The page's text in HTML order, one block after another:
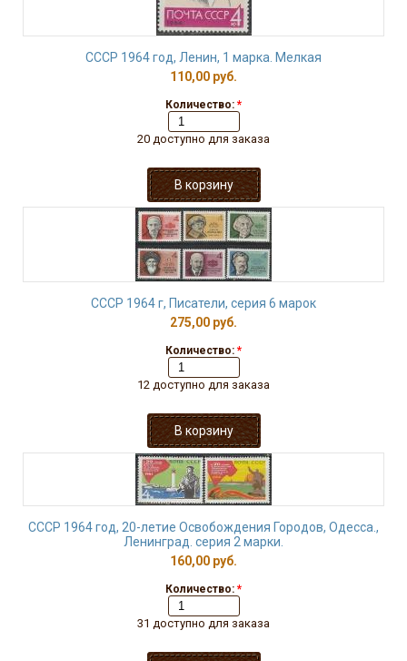
СССР 1964 год, Ленин, 1 марка. Мелкая
110,00 руб.
Количество: *
20 доступно для заказа
СССР 1964 г, Писатели, серия 6 марок
275,00 руб.
Количество: *
12 доступно для заказа
СССР 1964 год, 20-летие Освобождения Городов, Одесса.,
Ленинград. серия 2 марки.
160,00 руб.
Количество: *
31 доступно для заказа